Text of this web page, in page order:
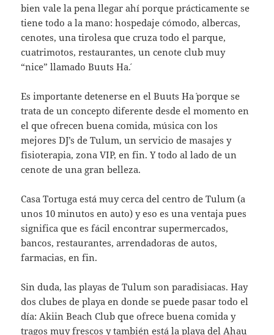
bien vale la pena llegar ahí porque prácticamente se
tiene todo a la mano: hospedaje cómodo, albercas,
cenotes, una tirolesa que cruza todo el parque,
cuatrimotos, restaurantes, un cenote club muy
“nice” llamado Buuts Ha´.
Es importante detenerse en el Buuts Ha´ porque se
trata de un concepto diferente desde el momento en
el que ofrecen buena comida, música con los
mejores DJ’s de Tulum, un servicio de masajes y
fisioterapia, zona VIP, en fin. Y todo al lado de un
cenote de una gran belleza.
Casa Tortuga está muy cerca del centro de Tulum (a
unos 10 minutos en auto) y eso es una ventaja pues
significa que es fácil encontrar supermercados,
bancos, restaurantes, arrendadoras de autos,
farmacias, en fin.
Sin duda, las playas de Tulum son paradisiacas. Hay
dos clubes de playa en donde se puede pasar todo el
día: Akiin Beach Club que ofrece buena comida y
tragos muy frescos y también está la playa del Ahau